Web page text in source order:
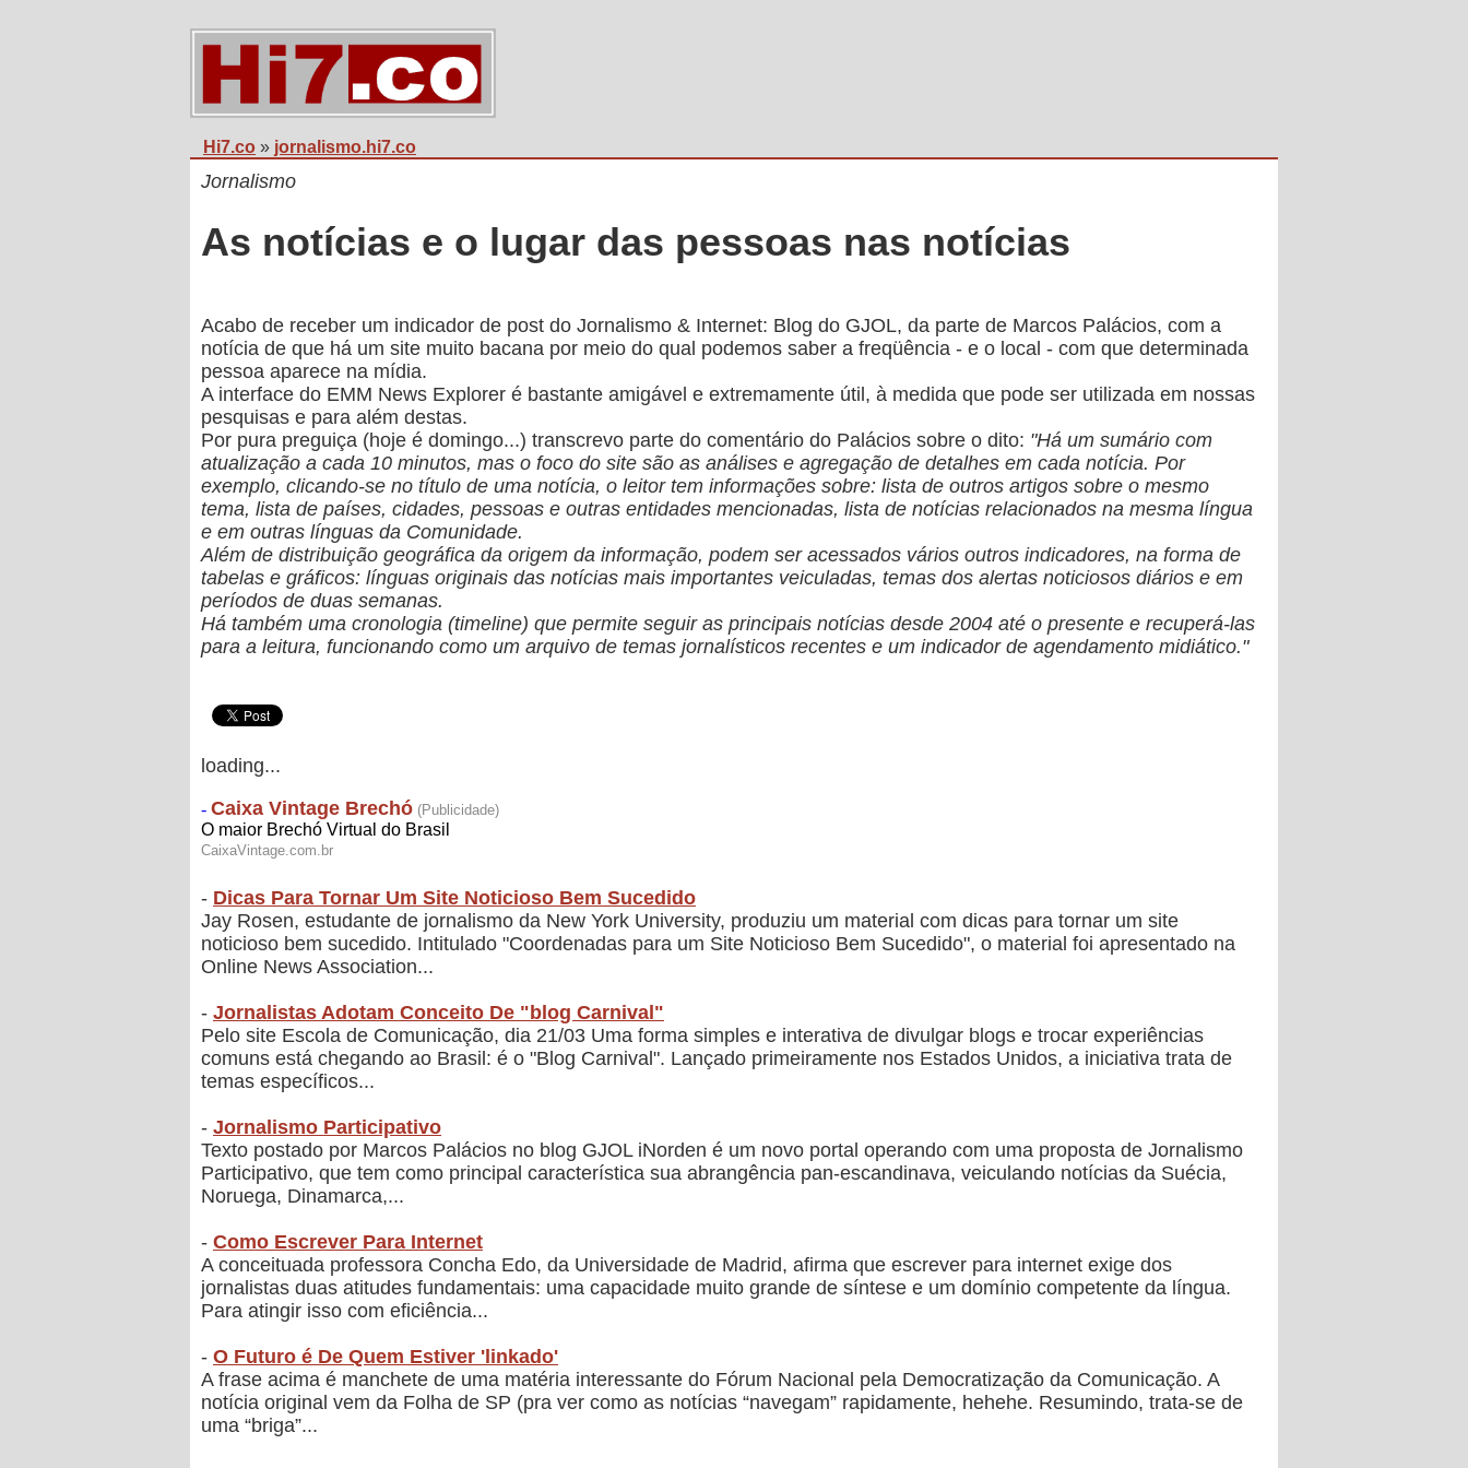
Hi7.co » jornalismo.hi7.co
Jornalismo
As notícias e o lugar das pessoas nas notícias
Acabo de receber um indicador de post do Jornalismo & Internet: Blog do GJOL, da parte de Marcos Palácios, com a
notícia de que há um site muito bacana por meio do qual podemos saber a freqüência - e o local - com que determinada
pessoa aparece na mídia.
A interface do EMM News Explorer é bastante amigável e extremamente útil, à medida que pode ser utilizada em nossas
pesquisas e para além destas.
Por pura preguiça (hoje é domingo...) transcrevo parte do comentário do Palácios sobre o dito: "Há um sumário com
atualização a cada 10 minutos, mas o foco do site são as análises e agregação de detalhes em cada notícia. Por
exemplo, clicando-se no título de uma notícia, o leitor tem informações sobre: lista de outros artigos sobre o mesmo
tema, lista de países, cidades, pessoas e outras entidades mencionadas, lista de notícias relacionados na mesma língua
e em outras línguas da Comunidade.
Além de distribuição geográfica da origem da informação, podem ser acessados vários outros indicadores, na forma de
tabelas e gráficos: línguas originais das notícias mais importantes veiculadas, temas dos alertas noticiosos diários e em
períodos de duas semanas.
Há também uma cronologia (timeline) que permite seguir as principais notícias desde 2004 até o presente e recuperá-las
para a leitura, funcionando como um arquivo de temas jornalísticos recentes e um indicador de agendamento midiático."
loading...
- Dicas Para Tornar Um Site Noticioso Bem Sucedido
Jay Rosen, estudante de jornalismo da New York University, produziu um material com dicas para tornar um site
noticioso bem sucedido. Intitulado "Coordenadas para um Site Noticioso Bem Sucedido", o material foi apresentado na
Online News Association...
- Jornalistas Adotam Conceito De "blog Carnival"
Pelo site Escola de Comunicação, dia 21/03 Uma forma simples e interativa de divulgar blogs e trocar experiências
comuns está chegando ao Brasil: é o "Blog Carnival". Lançado primeiramente nos Estados Unidos, a iniciativa trata de
temas específicos...
- Jornalismo Participativo
Texto postado por Marcos Palácios no blog GJOL iNorden é um novo portal operando com uma proposta de Jornalismo
Participativo, que tem como principal característica sua abrangência pan-escandinava, veiculando notícias da Suécia,
Noruega, Dinamarca,...
- Como Escrever Para Internet
A conceituada professora Concha Edo, da Universidade de Madrid, afirma que escrever para internet exige dos
jornalistas duas atitudes fundamentais: uma capacidade muito grande de síntese e um domínio competente da língua.
Para atingir isso com eficiência...
- O Futuro é De Quem Estiver 'linkado'
A frase acima é manchete de uma matéria interessante do Fórum Nacional pela Democratização da Comunicação. A
notícia original vem da Folha de SP (pra ver como as notícias “navegam” rapidamente, hehehe. Resumindo, trata-se de
uma “briga”...